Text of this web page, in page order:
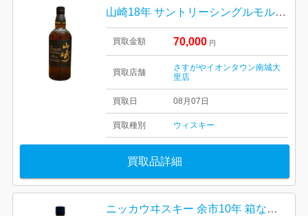
山崎18年 サントリーシングルモルトウイスキー 箱なし
買取金額 70,000 円
買取店舗
さすがやイオンタウン南城大
里店
買取日 08月07日
買取種別 ウィスキー
買取品詳細
ニッカウヰスキー 余市10年 箱なし 山形市